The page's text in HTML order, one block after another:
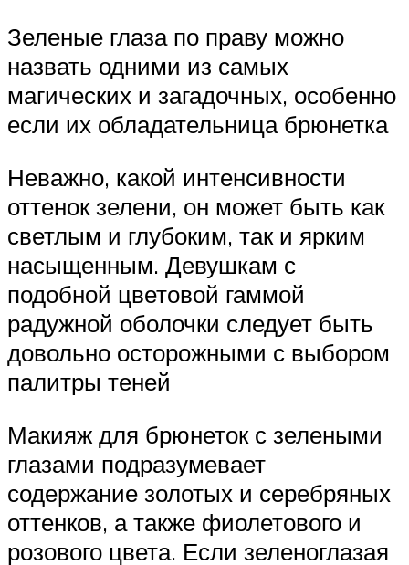
Зеленые глаза по праву можно
назвать одними из самых
магических и загадочных, особенно
если их обладательница брюнетка
Неважно, какой интенсивности
оттенок зелени, он может быть как
светлым и глубоким, так и ярким
насыщенным. Девушкам с
подобной цветовой гаммой
радужной оболочки следует быть
довольно осторожными с выбором
палитры теней
Макияж для брюнеток с зелеными
глазами подразумевает
содержание золотых и серебряных
оттенков, а также фиолетового и
розового цвета. Если зеленоглазая